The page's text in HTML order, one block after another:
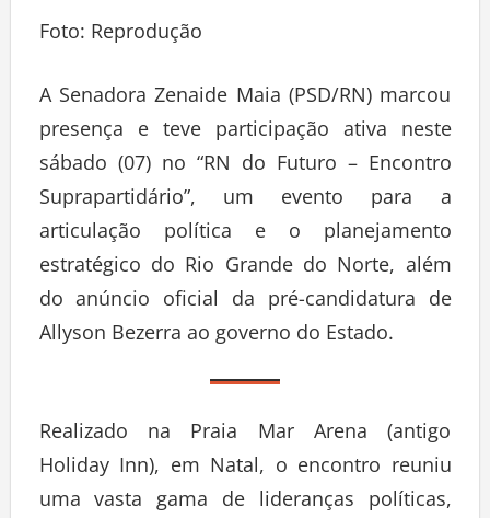
Foto: Reprodução
A Senadora Zenaide Maia (PSD/RN) marcou
presença e teve participação ativa neste
sábado (07) no “RN do Futuro – Encontro
Suprapartidário”, um evento para a
articulação política e o planejamento
estratégico do Rio Grande do Norte, além
do anúncio oficial da pré-candidatura de
Allyson Bezerra ao governo do Estado.
Realizado na Praia Mar Arena (antigo
Holiday Inn), em Natal, o encontro reuniu
uma vasta gama de lideranças políticas,